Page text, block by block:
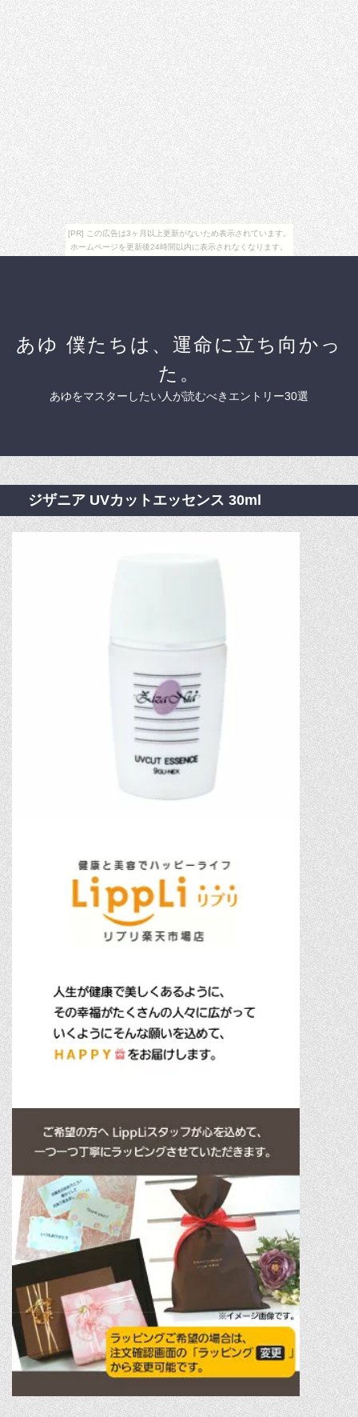
[PR] この広告は3ヶ月以上更新がないため表示されています。
ホームページを更新後24時間以内に表示されなくなります。
あゆ 僕たちは、運命に立ち向かっ
た。
あゆをマスターしたい人が読むべきエントリー30選
ジザニア UVカットエッセンス 30ml